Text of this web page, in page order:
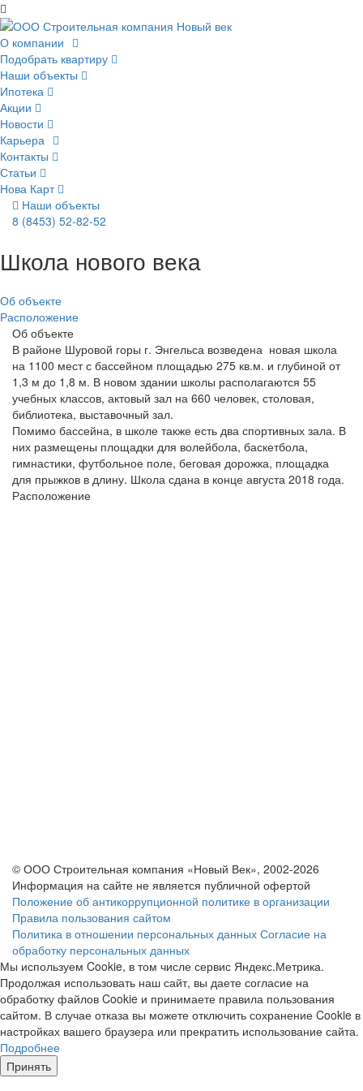
О компании
Подобрать квартиру
Наши объекты
Ипотека
Акции
Новости
Карьера
Контакты
Статьи
Нова Карт
Наши объекты
8 (8453) 52-82-52
Школа нового века
Об объекте
Расположение
Об объекте
В районе Шуровой горы г. Энгельса возведена новая школа
на 1100 мест с бассейном площадью 275 кв.м. и глубиной от
1,3 м до 1,8 м. В новом здании школы располагаются 55
учебных классов, актовый зал на 660 человек, столовая,
библиотека, выставочный зал.
Помимо бассейна, в школе также есть два спортивных зала. В
них размещены площадки для волейбола, баскетбола,
гимнастики, футбольное поле, беговая дорожка, площадка
для прыжков в длину. Школа сдана в конце августа 2018 года.
Расположение
© ООО Строительная компания «Новый Век», 2002-2026
Информация на сайте не является публичной офертой
Положение об антикоррупционной политике в организации
Правила пользования сайтом
Политика в отношении персональных данных Согласие на
обработку персональных данных
Мы используем Cookie, в том числе сервис Яндекс.Метрика.
Продолжая использовать наш сайт, вы даете согласие на
обработку файлов Cookie и принимаете правила пользования
сайтом. В случае отказа вы можете отключить сохранение Cookie в
настройках вашего браузера или прекратить использование сайта.
Подробнее
Принять